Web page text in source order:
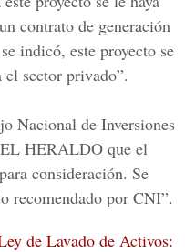
contrato de generación
indicó, este proyecto se
el sector privado”.
Nacional de Inversiones
EL HERALDO que el
consideración. Se
recomendado por CNI”.
de Lavado de Activos: